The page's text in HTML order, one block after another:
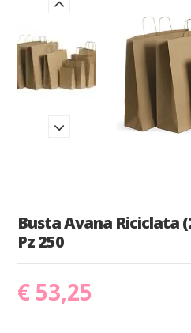
Busta Avana Riciclata
Pz 250
€ 53,25